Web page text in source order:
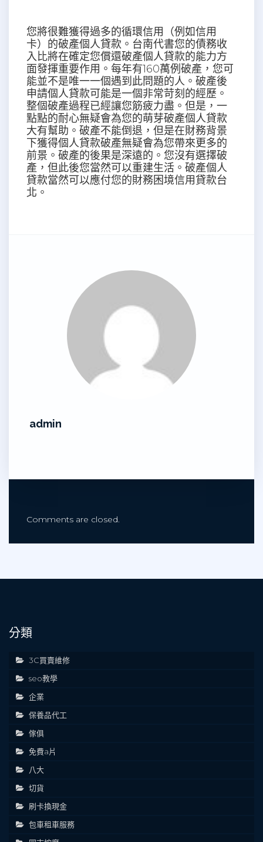
您將很難獲得過多的循環信用（例如信用
卡）的破產個人貸款。台南代書您的債務收
入比將在確定您償還破產個人貸款的能力方
面發揮重要作用。每年有160萬例破產，您可
能並不是唯一一個遇到此問題的人。破產後
申請個人貸款可能是一個非常苛刻的經歷。
整個破產過程已經讓您筋疲力盡。但是，一
點點的耐心無疑會為您的萌芽破產個人貸款
大有幫助。破產不能倒退，但是在財務背景
下獲得個人貸款破產無疑會為您帶來更多的
前景。破產的後果是深遠的。您沒有選擇破
產，但此後您當然可以重建生活。破產個人
貸款當然可以應付您的財務困境信用貸款台
北。
admin
Comments are closed.
分類
3C買賣維修
seo教學
企業
保養品代工
傢俱
免費a片
八大
切貨
刷卡換現金
包車租車服務